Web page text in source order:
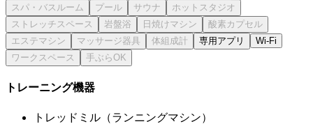
専用アプリ Wi-Fi
トレーニング機器
トレッドミル（ランニングマシン）